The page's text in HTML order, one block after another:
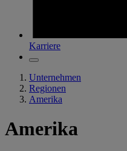
Karriere
Unternehmen
Regionen
Amerika
Amerika